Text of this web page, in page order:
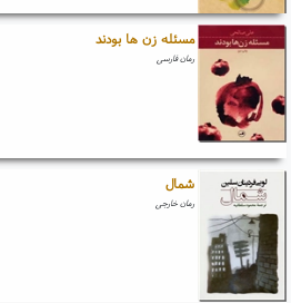
مسئله زن ها بودند
رمان فارسی
شمال
رمان خارجی